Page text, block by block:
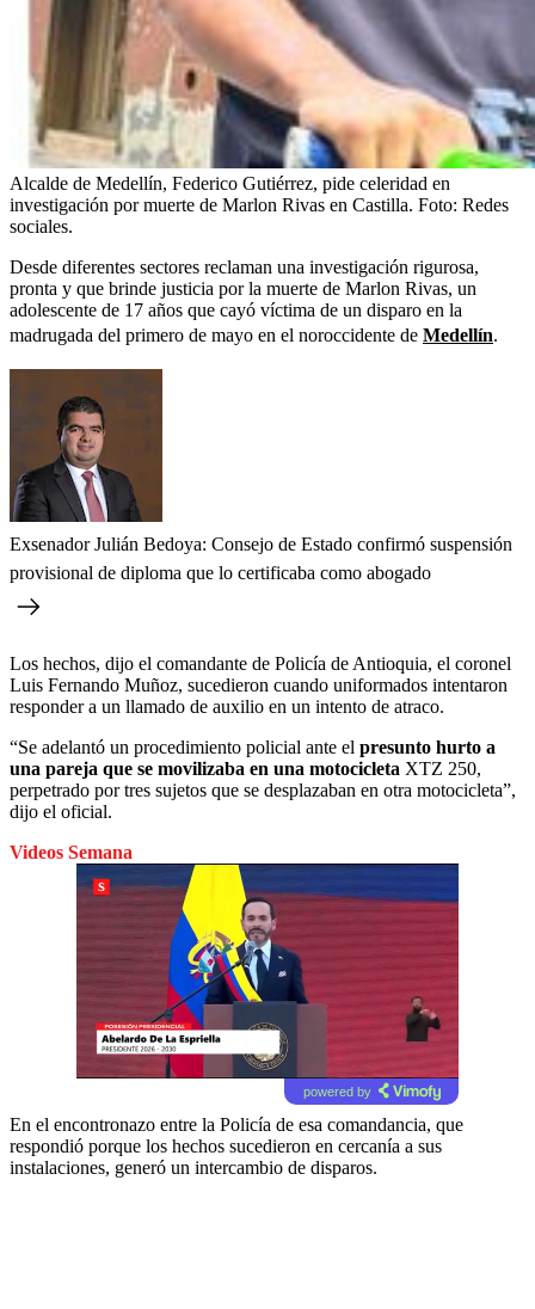
Alcalde de Medellín, Federico Gutiérrez, pide celeridad en
investigación por muerte de Marlon Rivas en Castilla. Foto: Redes
sociales.
Desde diferentes sectores reclaman una investigación rigurosa,
pronta y que brinde justicia por la muerte de Marlon Rivas, un
adolescente de 17 años que cayó víctima de un disparo en la
madrugada del primero de mayo en el noroccidente de Medellín.
Exsenador Julián Bedoya: Consejo de Estado confirmó suspensión
provisional de diploma que lo certificaba como abogado
Los hechos, dijo el comandante de Policía de Antioquia, el coronel
Luis Fernando Muñoz, sucedieron cuando uniformados intentaron
responder a un llamado de auxilio en un intento de atraco.
“Se adelantó un procedimiento policial ante el presunto hurto a
una pareja que se movilizaba en una motocicleta XTZ 250,
perpetrado por tres sujetos que se desplazaban en otra motocicleta”,
dijo el oficial.
Videos Semana
powered by
En el encontronazo entre la Policía de esa comandancia, que
respondió porque los hechos sucedieron en cercanía a sus
instalaciones, generó un intercambio de disparos.